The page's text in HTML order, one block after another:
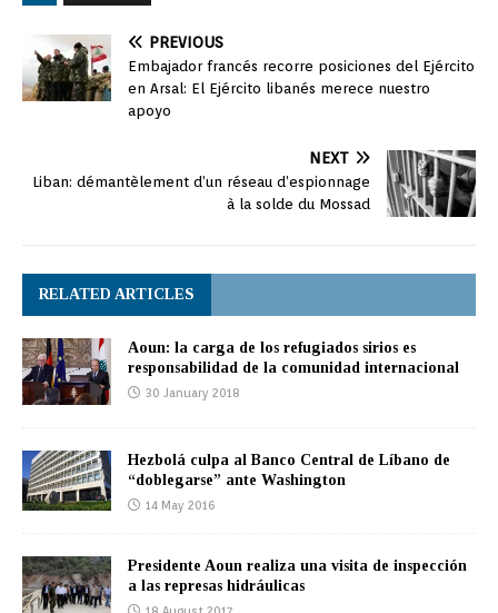
PREVIOUS
Embajador francés recorre posiciones del Ejército
en Arsal: El Ejército libanés merece nuestro
apoyo
NEXT
Liban: démantèlement d’un réseau d’espionnage
à la solde du Mossad
RELATED ARTICLES
Aoun: la carga de los refugiados sirios es
responsabilidad de la comunidad internacional
30 January 2018
Hezbolá culpa al Banco Central de Líbano de
“doblegarse” ante Washington
14 May 2016
Presidente Aoun realiza una visita de inspección
a las represas hidráulicas